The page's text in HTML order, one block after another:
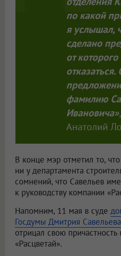
по какой
я услышал,
сделано
от
отказаться.
фамилию
Ивановича»
Анатолий
В конце мэр отметил то,
ни у департамента
сомнений, что Савельев
к руководству компании
Напомним, 11 мая в суде
Госдумы Дмитрия Савельева
отрицал свою
«Расцветай».